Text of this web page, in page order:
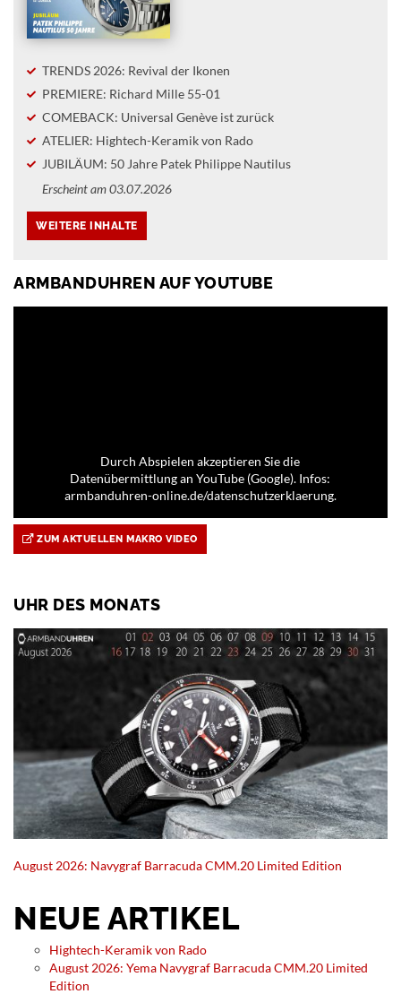
TRENDS 2026: Revival der Ikonen
PREMIERE: Richard Mille 55-01
COMEBACK: Universal Genève ist zurück
ATELIER: Hightech-Keramik von Rado
JUBILÄUM: 50 Jahre Patek Philippe Nautilus
Erscheint am 03.07.2026
ARMBANDUHREN AUF YOUTUBE
Durch Abspielen akzeptieren Sie die
Datenübermittlung an YouTube (Google). Infos:
armbanduhren-online.de/datenschutzerklaerung.
ZUM AKTUELLEN MAKRO VIDEO
UHR DES MONATS
August 2026: Navygraf Barracuda CMM.20 Limited Edition
NEUE ARTIKEL
Hightech-Keramik von Rado
August 2026: Yema Navygraf Barracuda CMM.20 Limited
Edition